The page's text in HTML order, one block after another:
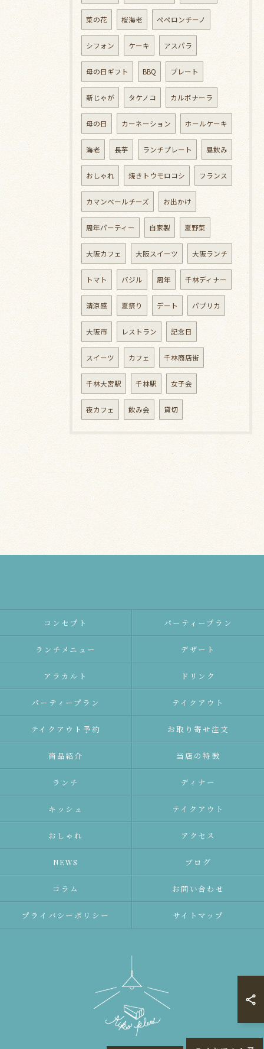
菜の花 桜海老 ペペロンチーノ
シフォン ケーキ アスパラ
母の日ギフト BBQ プレート
新じゃが タケノコ カルボナーラ
母の日 カーネーション ホールケーキ
海老 長芋 ランチプレート 昼飲み
おしゃれ 焼きトウモロコシ フランス
カマンベールチーズ お出かけ
周年パーティー 自家製 夏野菜
大阪カフェ 大阪スイーツ 大阪ランチ
トマト バジル 周年 千林ディナー
清涼感 夏祭り デート パプリカ
大阪市 レストラン 記念日
スイーツ カフェ 千林商店街
千林大宮駅 千林駅 女子会
夜カフェ 飲み会 貸切
コンセプト パーティープラン
ランチメニュー デザート
アラカルト ドリンク
パーティープラン テイクアウト
テイクアウト予約 お取り寄せ注文
商品紹介 当店の特徴
ランチ ディナー
キッシュ テイクアウト
おしゃれ アクセス
NEWS ブログ
コラム お問い合わせ
プライバシーポリシー サイトマップ